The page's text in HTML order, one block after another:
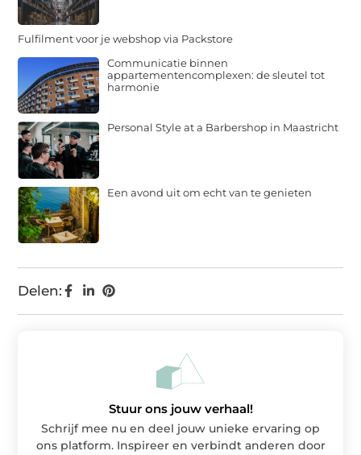
Delen:
Fulfilment voor je webshop via Packstore
Communicatie binnen
appartementencomplexen: de sleutel tot
harmonie
Personal Style at a Barbershop in Maastricht
Een avond uit om echt van te genieten
Stuur ons jouw verhaal!
Schrijf mee nu en deel jouw unieke ervaring op
ons platform. Inspireer en verbindt anderen door